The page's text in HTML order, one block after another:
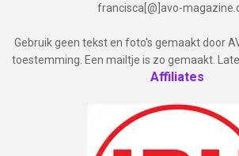
francisca[@]avo-
Gebruik geen tekst en foto's gemaakt door
toestemming. Een mailtje is zo gemaakt.
Affiliates